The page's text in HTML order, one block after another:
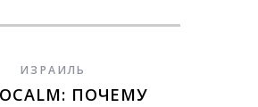
ИЗРАИЛЬ
ПОЧЕМУ